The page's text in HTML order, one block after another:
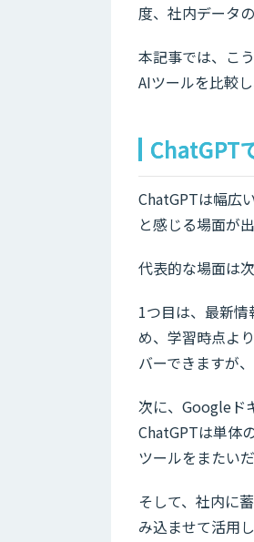
度、社内データ
本記事では、こ
AIツールを比較
ChatGPT
ChatGPTは幅広
と感じる場面が
代表的な場面は次
1つ目は、最新
め、学習時点よ
バーできますが
次に、Googleド
ChatGPTは単体
ツールをまたい
そして、社内に
み込ませて活用